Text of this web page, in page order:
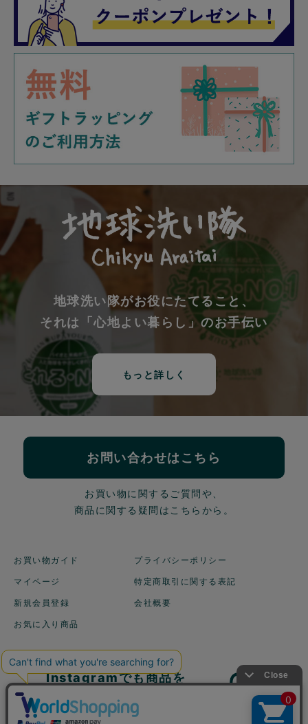
地球洗い隊がお役にたてること、
それは「心地よい暮らし」のお手伝い
もっと詳しく
お問い合わせはこちら
お買い物に関するご質問や、
商品に関する疑問はこちらから。
お買い物ガイド
マイページ
新規会員登録
お気に入り商品
プライバシーポリシー
特定商取引に関する表記
会社概要
Instagramでも商品を
ご紹介しています！